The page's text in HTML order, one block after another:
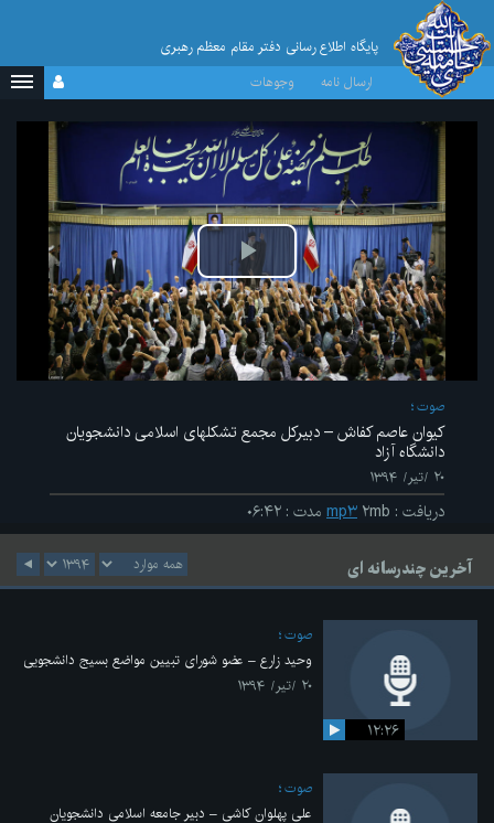
پایگاه اطلاع رسانی دفتر مقام معظم رهبری
ارسال نامه
وجوهات
پخش
ویدیو
صوت
کیوان عاصم کفاش – دبیرکل مجمع تشکلهای اسلامی دانشجویان
دانشگاه آزاد
۲۰ /تیر/ ۱۳۹۴
دریافت : mp۳ ۲mb مدت : ۰۶:۴۲
آخرین چندرسانه ای
۱۲:۲۶
صوت
وحید زارع – عضو شورای تبیین مواضع بسیج دانشجویی
۲۰ /تیر/ ۱۳۹۴
صوت
علی پهلوان کاشی – دبیر جامعه اسلامی دانشجویان